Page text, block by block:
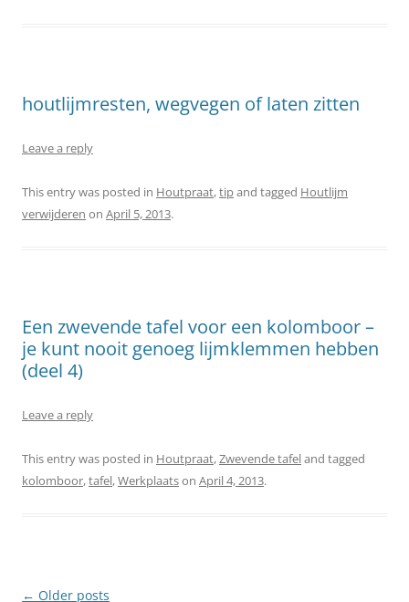
houtlijmresten, wegvegen of laten zitten
Leave a reply
This entry was posted in Houtpraat,tipand tagged Houtlijm
verwijderen on April 5, 2013.
Een zwevende tafel voor een kolomboor –
je kunt nooit genoeg lijmklemmen hebben
(deel 4)
Leave a reply
This entry was posted in Houtpraat,Zwevende tafeland tagged
kolomboor,tafel,Werkplaatson April 4, 2013.
Post
← Older posts